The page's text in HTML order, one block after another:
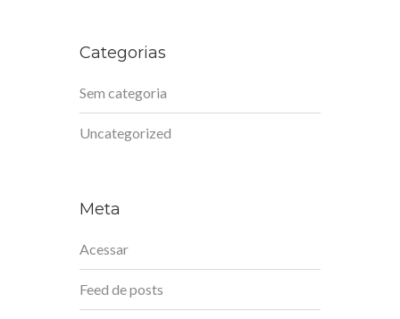
Categorias
Sem categoria
Uncategorized
Meta
Acessar
Feed de posts